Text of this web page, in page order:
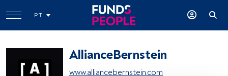
PT
AllianceBernstein
www.alliancebernstein.com